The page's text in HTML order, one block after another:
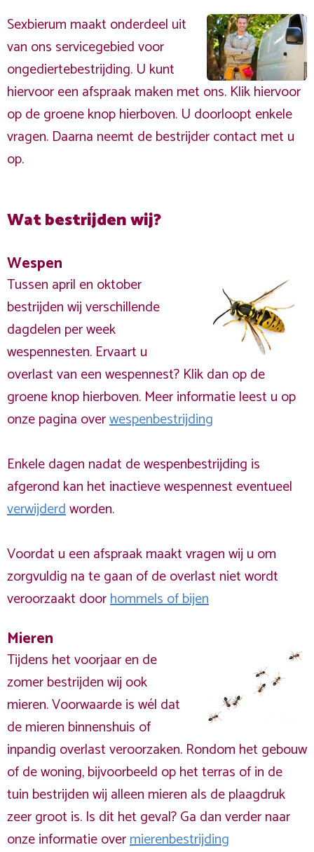
Sexbierum maakt onderdeel uit
van ons servicegebied voor
ongediertebestrijding. U kunt
hiervoor een afspraak maken met ons. Klik hiervoor
op de groene knop hierboven. U doorloopt enkele
vragen. Daarna neemt de bestrijder contact met u
op.
Wat bestrijden wij?
Wespen
Tussen april en oktober
bestrijden wij verschillende
dagdelen per week
wespennesten. Ervaart u
overlast van een wespennest? Klik dan op de
groene knop hierboven. Meer informatie leest u op
onze pagina overwespenbestrijding
Enkele dagen nadat de wespenbestrijding is
afgerond kan het inactieve wespennest eventueel
verwijderdworden.
Voordat u een afspraak maakt vragen wij u om
zorgvuldig na te gaan of de overlast niet wordt
veroorzaakt doorhommels of bijen
Mieren
Tijdens het voorjaar en de
zomer bestrijden wij ook
mieren. Voorwaarde is wél dat
de mieren binnenshuis of
inpandig overlast veroorzaken. Rondom het gebouw
of de woning, bijvoorbeeld op het terras of in de
tuin bestrijden wij alleen mieren als de plaagdruk
zeer groot is. Is dit het geval? Ga dan verder naar
onze informatie overmierenbestrijding